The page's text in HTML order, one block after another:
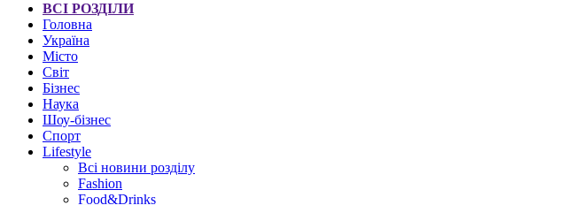
ВСІ РОЗДІЛИ
Головна
Україна
Місто
Світ
Бізнес
Наука
Шоу-бізнес
Спорт
Lifestyle
Всі новини розділу
Fashion
Food&Drinks